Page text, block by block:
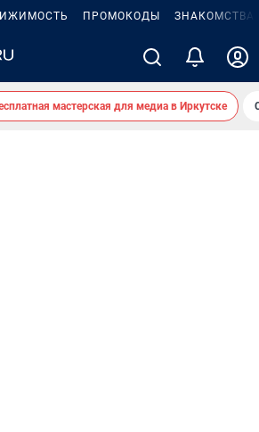
ПРОМОКОДЫ ЗНАКОМСТВА
мастерская для медиа в Иркутске